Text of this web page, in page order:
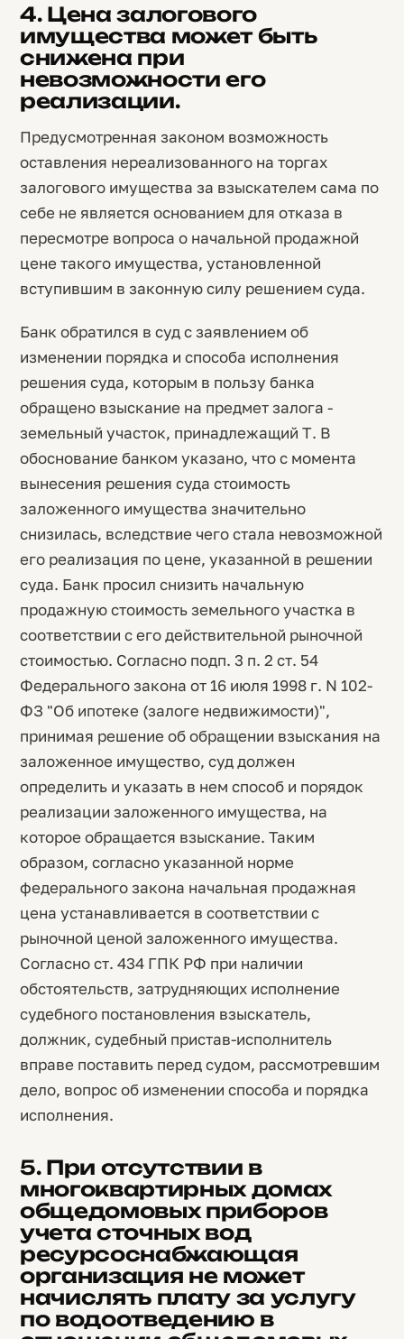
4. Цена залогового
имущества может быть
снижена при
невозможности его
реализации.
Предусмотренная законом возможность
оставления нереализованного на торгах
залогового имущества за взыскателем сама по
себе не является основанием для отказа в
пересмотре вопроса о начальной продажной
цене такого имущества, установленной
вступившим в законную силу решением суда.
Банк обратился в суд с заявлением об
изменении порядка и способа исполнения
решения суда, которым в пользу банка
обращено взыскание на предмет залога -
земельный участок, принадлежащий Т. В
обоснование банком указано, что с момента
вынесения решения суда стоимость
заложенного имущества значительно
снизилась, вследствие чего стала невозможной
его реализация по цене, указанной в решении
суда. Банк просил снизить начальную
продажную стоимость земельного участка в
соответствии с его действительной рыночной
стоимостью. Согласно подп. 3 п. 2 ст. 54
Федерального закона от 16 июля 1998 г. N 102-
ФЗ "Об ипотеке (залоге недвижимости)",
принимая решение об обращении взыскания на
заложенное имущество, суд должен
определить и указать в нем способ и порядок
реализации заложенного имущества, на
которое обращается взыскание. Таким
образом, согласно указанной норме
федерального закона начальная продажная
цена устанавливается в соответствии с
рыночной ценой заложенного имущества.
Согласно ст. 434 ГПК РФ при наличии
обстоятельств, затрудняющих исполнение
судебного постановления взыскатель,
должник, судебный пристав-исполнитель
вправе поставить перед судом, рассмотревшим
дело, вопрос об изменении способа и порядка
исполнения.
5. При отсутствии в
многоквартирных домах
общедомовых приборов
учета сточных вод
ресурсоснабжающая
организация не может
начислять плату за услугу
по водоотведению в